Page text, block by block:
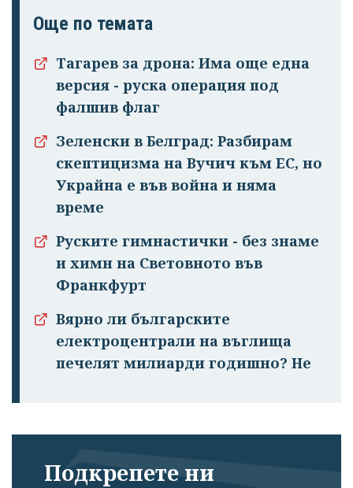
излязохте от
профила си!
Още по темата
Тагарев за дрона: Има още една
версия - руска операция под
фалшив флаг
Зеленски в Белград: Разбирам
скептицизма на Вучич към ЕС, но
Украйна е във война и няма
време
Руските гимнастички - без знаме
и химн на Световното във
Франкфурт
Вярно ли българските
електроцентрали на въглища
печелят милиарди годишно? Не
Подкрепете ни